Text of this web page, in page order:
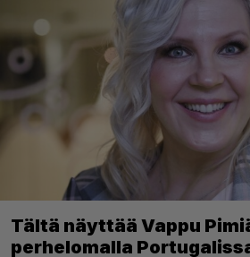
Tältä näyttää Vappu
perhelomalla